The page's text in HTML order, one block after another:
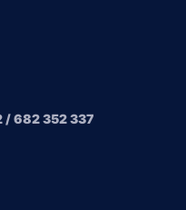
/ 682 352 337